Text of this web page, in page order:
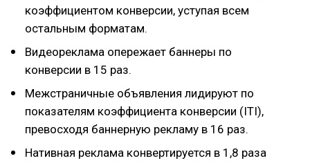
коэффициентом конверсии, уступая всем
остальным форматам.
Видеореклама опережает баннеры по
конверсии в 15 раз.
Межстраничные объявления лидируют по
показателям коэффициента конверсии (ITI),
превосходя баннерную рекламу в 16 раз.
Нативная реклама конвертируется в 1,8 раза